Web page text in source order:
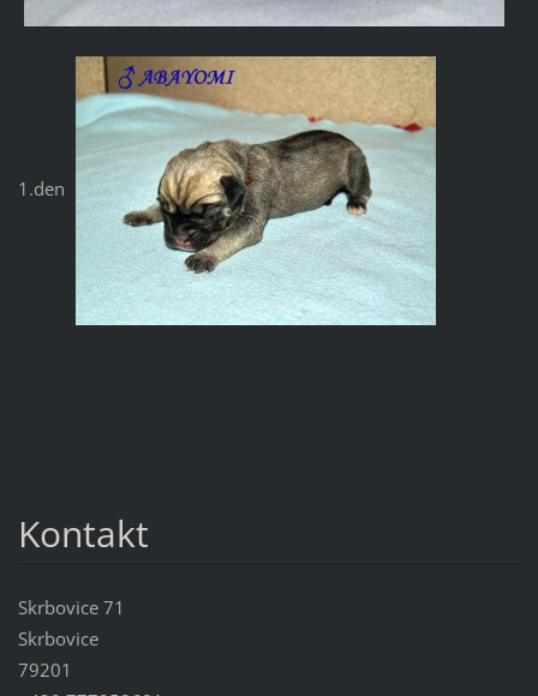
1.den
Kontakt
Skrbovice 71
Skrbovice
79201